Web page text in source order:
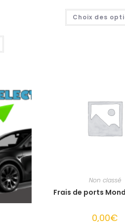
Choix des
Non classé
Frais de ports
0,00€